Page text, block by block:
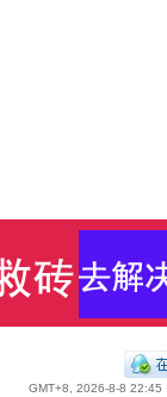
GMT+8, 2026-8-8 22:45